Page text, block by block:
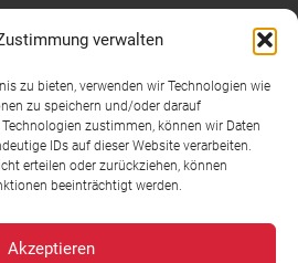
verwalten
zu bieten, verwenden wir Technologien wie
zu speichern und/oder darauf
zustimmen, können wir Daten
IDs auf dieser Website verarbeiten.
erteilen oder zurückziehen, können
beeinträchtigt werden.
Akzeptieren
Wein im Hof
goes Brass